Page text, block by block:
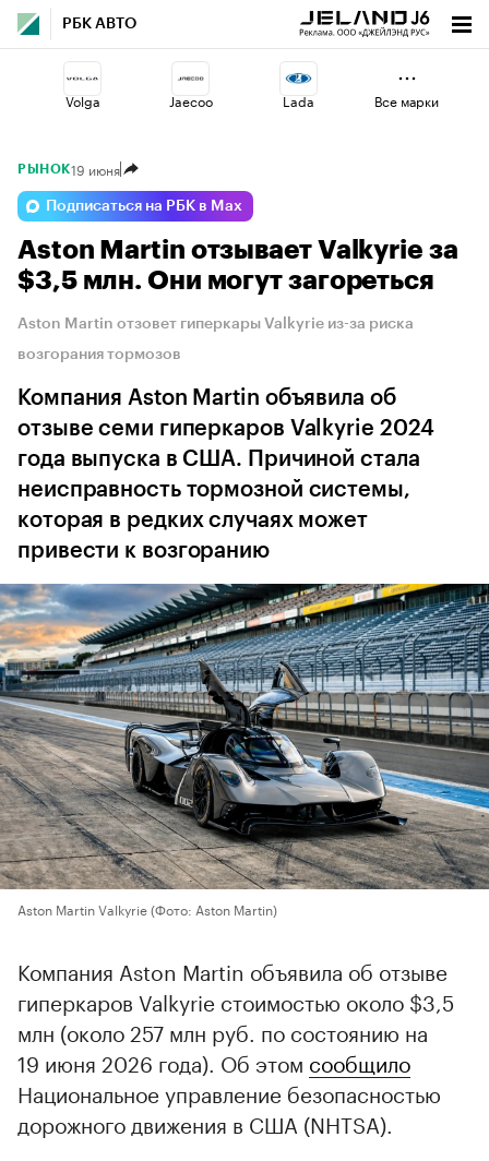
РБК АВТО
Volga Jaecoo Lada
Esteo
Geely Omoda Voyah
Все марки
РЫНОК19 июня
Подписаться на РБК в Max
Aston Martin отзывает Valkyrie за
$3,5 млн. Они могут загореться
Aston Martin отзовет гиперкары Valkyrie из-за риска
возгорания тормозов
Компания Aston Martin объявила об
отзыве семи гиперкаров Valkyrie 2024
года выпуска в США. Причиной стала
неисправность тормозной системы,
которая в редких случаях может
привести к возгоранию
Aston Martin Valkyrie(Фото: Aston Martin)
Компания Aston Martin объявила об отзыве
гиперкаров Valkyrie стоимостью около $3,5
млн (около 257 млн руб. по состоянию на
19 июня 2026 года). Об этом сообщило
Национальное управление безопасностью
дорожного движения в США (NHTSA).